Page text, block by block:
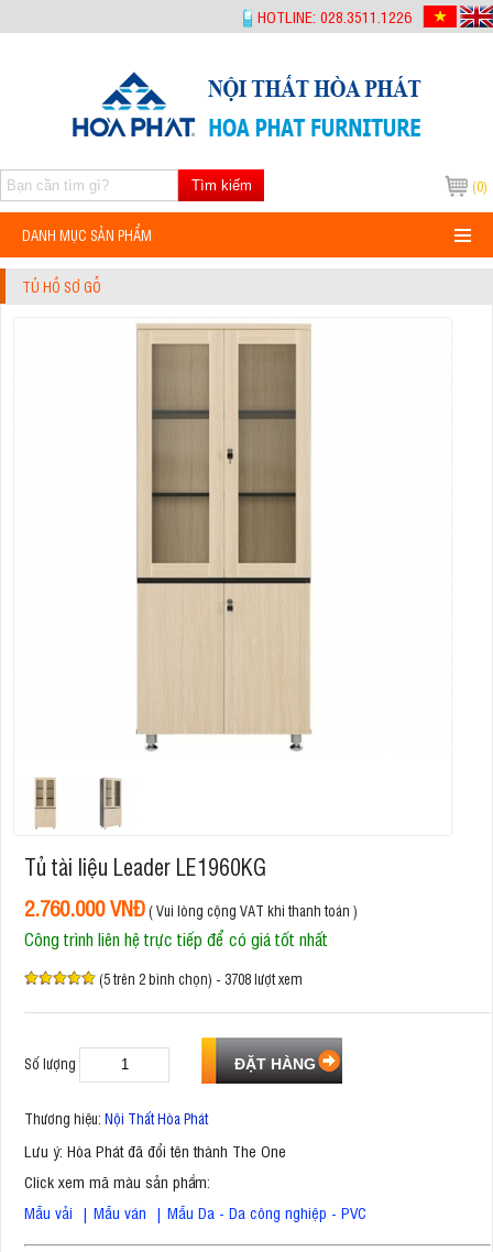
HOTLINE: 028.3511.1226
(0)
Tìm kiếm
DANH MỤC SẢN PHẨM
TỦ HỒ SƠ GỖ
Tủ tài liệu Leader LE1960KG
2.760.000 VNĐ( Vui lòng cộng VAT khi thanh toán )
Công trình liên hệ trực tiếp để có giá tốt nhất
(5 trên 2 bình chọn) - 3708 lượt xem
Số lượng
Thương hiệu: Nội Thất Hòa Phát
Lưu ý: Hòa Phát đã đổi tên thành The One
Click xem mã màu sản phẩm:
Mẫu vải | Mẫu ván | Mẫu Da - Da công nghiệp - PVC